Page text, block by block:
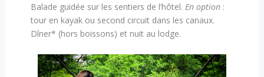
Balade guidée sur les sentiers de l’hôtel.En option :
tour en kayak ou second circuit dans les canaux.
Dîner* (hors boissons) et nuit au lodge.